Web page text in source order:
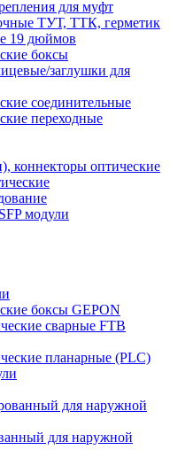
для муфт
ТУТ, ТТК, герметик
19 дюймов
боксы
заглушки для
соединительные
переходные
коннекторы оптические
модули
боксы GEPON
сварные FTB
планарные (PLC)
для наружной
для наружной